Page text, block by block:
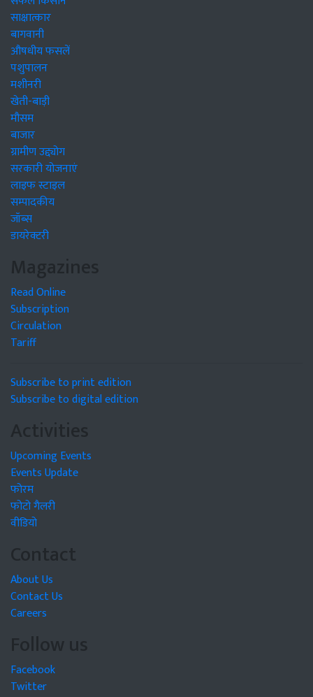
साक्षात्कार
बागवानी
औषधीय फसलें
पशुपालन
मशीनरी
खेती-बाड़ी
मौसम
बाजार
ग्रामीण उद्द्योग
सरकारी योजनाएं
लाइफ स्टाइल
सम्पादकीय
जॉब्स
डायरेक्टरी
Magazines
Read Online
Subscription
Circulation
Tariff
Subscribe to print edition
Subscribe to digital edition
Activities
Upcoming Events
Events Update
फोरम
फोटो गैलरी
वीडियो
Contact
About Us
Contact Us
Careers
Follow us
Facebook
Twitter